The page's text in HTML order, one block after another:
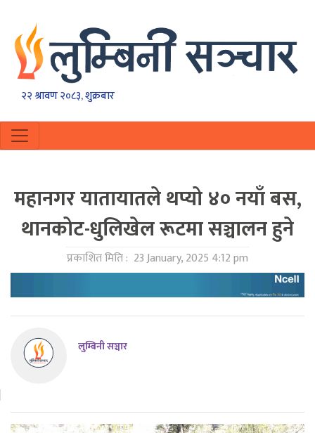
२२ श्रावण २०८३, शुक्रबार
महानगर यातायातले थप्यो ४० नयाँ बस,
थानकोट-धुलिखेल रूटमा सञ्चालन हुने
प्रकाशित मिति : 23 January, 2025 4:12 pm
लुम्बिनी सञ्चार